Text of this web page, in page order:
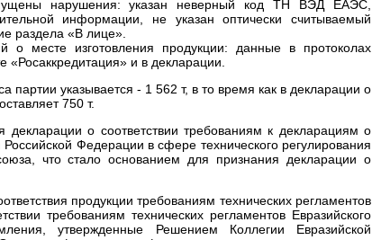
нарушения: указан неверный код ТН ВЭД ЕАЭС,
информации, не указан оптически считываемый
раздела «В лице».
о месте изготовления продукции: данные в протоколах
и в декларации.
партии указывается - 1 562 т, в то время как в декларации о
750 т.
декларации о соответствии требованиям к декларациям о
Федерации в сфере технического регулирования
что стало основанием для признания декларации о
продукции требованиям технических регламентов
требованиям технических регламентов Евразийского
утвержденные Решением Коллегии Евразийской